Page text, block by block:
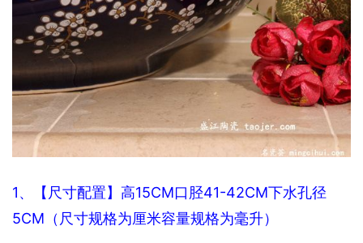
1、【尺寸配置】高15CM口 胫41-42CM下水孔径
5CM（尺寸规格为厘米容量规格为毫升）